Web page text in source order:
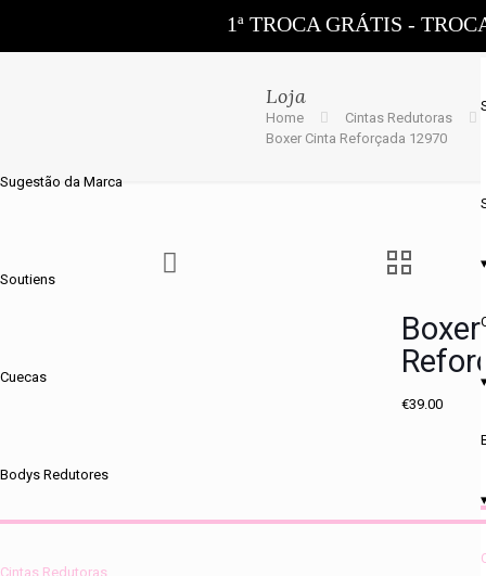
1ª TROCA GRÁTIS -
Sugestão da Marca
Soutiens
Cuecas
Bodys Redutores
Cintas Redutoras
Loja
Home
Cintas Redutoras
Boxer Cinta Reforçada 12970
€39.00